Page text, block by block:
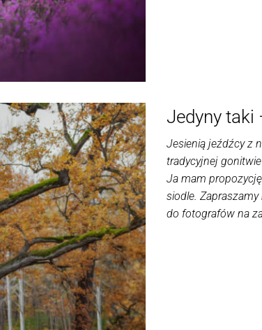
Jedyny taki
Jesienią jeźdźcy z
tradycyjnej
Ja mam
siodle.
do fotografów na